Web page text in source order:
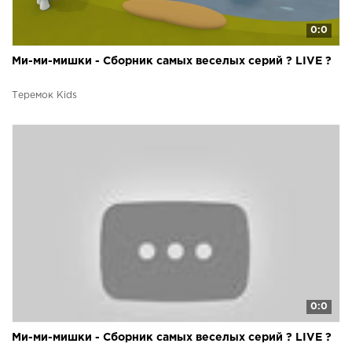
0:0
Ми-ми-мишки - Сборник самых веселых серий ? LIVE ?
Теремок Kids
0:0
Ми-ми-мишки - Сборник самых веселых серий ? LIVE ?